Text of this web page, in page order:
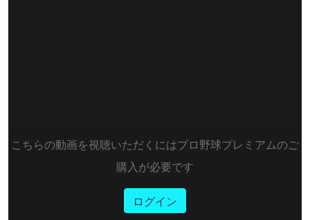
こちらの動画を視聴いただくにはプロ野球プレミアムのご
購入が必要です
ログイン